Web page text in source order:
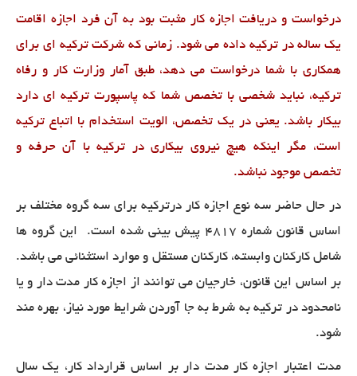
درخواست و دریافت اجازه کار مثبت بود به آن فرد اجازه اقامت
یک ساله در ترکیه داده می شود. زمانی که شرکت ترکیه ای برای
همکاری با شما درخواست می دهد، طبق آمار وزارت کار و رفاه
ترکیه، نباید شخصی با تخصص شما که پاسپورت ترکیه ای دارد
بیکار باشد. یعنی در یک تخصص، الویت استخدام با اتباع ترکیه
است، مگر اینکه هیچ نیروی بیکاری در ترکیه با آن حرفه و
تخصص موجود نباشد.
در حال حاضر سه نوع اجازه کار درترکیه برای سه گروه مختلف بر
اساس قانون شماره ۴۸۱۷ پیش بینی شده است. این گروه ها
شامل کارکنان وابسته، کارکنان مستقل و موارد استثنائی می باشد.
بر اساس این قانون، خارجیان می توانند از اجازه کار مدت دار و یا
نامحدود در ترکیه به شرط به جا آوردن شرایط مورد نیاز، بهره مند
شود.
مدت اعتبار اجازه کار مدت دار بر اساس قرارداد کار، یک سال